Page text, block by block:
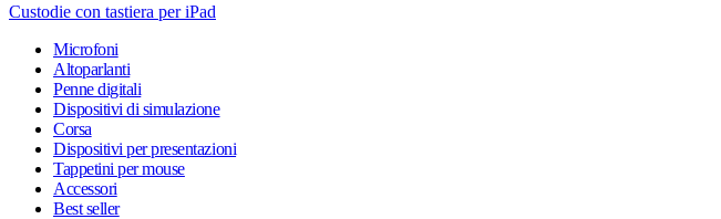
Custodie con tastiera per iPad
Microfoni
Altoparlanti
Penne digitali
Dispositivi di simulazione
Corsa
Dispositivi per presentazioni
Tappetini per mouse
Accessori
Best seller